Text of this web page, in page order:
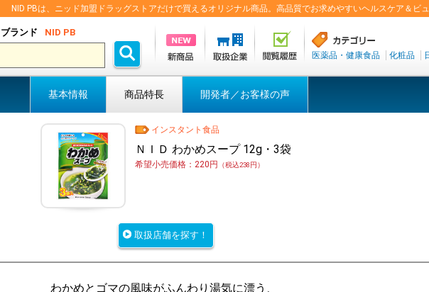
NID PBは、ニッド加盟ドラッグストアだけで買えるオリジナル商品。高品質でお求めやすいヘルスケア＆ビ
ランド NID PB
医薬品・健康食品 化粧品
基本情報 商品特長 開発者／お客様の声
インスタント食品
ＮＩＤ わかめスープ 12g・3袋
希望小売価格：220円 （税込238円）
取扱店舗を探す！